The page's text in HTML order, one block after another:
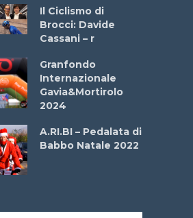
Il Ciclismo di
Brocci: Davide
Cassani – r
Granfondo
Internazionale
Gavia&Mortirolo
2024
A.RI.BI – Pedalata di
Babbo Natale 2022